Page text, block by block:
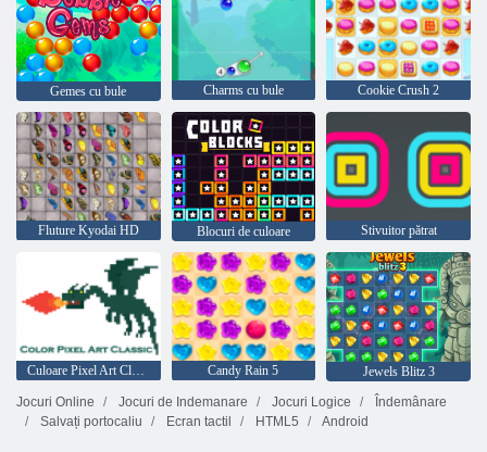
Gemes cu bule Charms cu bule Cookie Crush 2
Fluture Kyodai HD Blocuri de culoare Stivuitor pătrat
Candy Rain 5
Jewels Blitz 3
Jocuri Online
Jocuri de Indemanare Jocuri Logice
Îndemânare
Salvați portocaliu
Ecran tactil HTML5 Android